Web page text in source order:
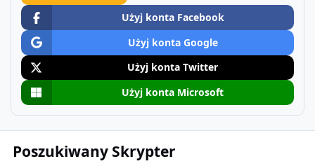
Użyj konta Facebook
Użyj konta Google
Użyj konta Twitter
Użyj konta Microsoft
Poszukiwany Skrypter